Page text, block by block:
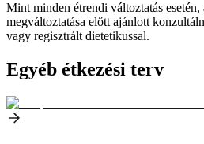
Mint minden étrendi változtatás esetén,
megváltoztatása előtt ajánlott
vagy regisztrált dietetikussal.
Egyéb étkezési terv